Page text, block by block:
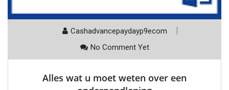
Cashadvancepaydayp9ecom
No Comment Yet
Alles wat u moet weten over een